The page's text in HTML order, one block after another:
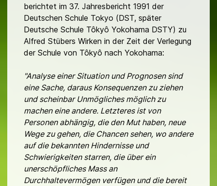
berichtet im 37. Jahresbericht 1991 der
Deutschen Schule Tokyo (DST, später
Deutsche Schule Tôkyô Yokohama DSTY) zu
Alfred Stübers Wirken in der Zeit der Verlegung
der Schule von Tôkyô nach Yokohama:
"Analyse einer Situation und Prognosen sind
eine Sache, daraus Konsequenzen zu ziehen
und scheinbar Unmögliches möglich zu
machen eine andere. Letzteres ist von
Personen abhängig, die den Mut haben, neue
Wege zu gehen, die Chancen sehen, wo andere
auf die bekannten Hindernisse und
Schwierigkeiten starren, die über ein
unerschöpfliches Mass an
Durchhaltevermögen verfügen und die bereit